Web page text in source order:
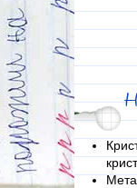
Не
Мета